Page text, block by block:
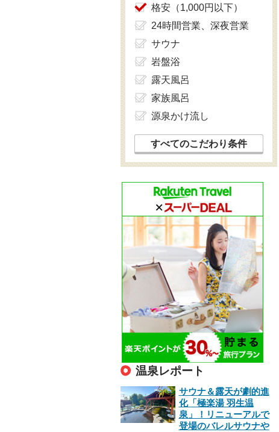
格安（1,000円以下）
24時間営業、深夜営業
サウナ
岩盤浴
露天風呂
家族風呂
源泉かけ流し
すべてのこだわり条件
温泉レポート
サウナ＆露天が劇的進
化「極楽湯 羽生温
泉」！リニューアルで
登場のバレルサウナや